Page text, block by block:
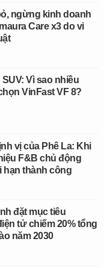
ngừng kinh doanh
Care x3 do vi
Vì sao nhiều
VinFast VF 8?
vị của Phê La: Khi
F&B chủ động
thành công
đặt mục tiêu
tử chiếm 20% tổng
năm 2030